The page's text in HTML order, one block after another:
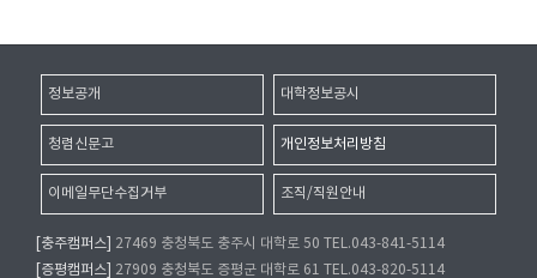
정보공개 대학정보공시
청렴신문고 개인정보처리방침
이메일무단수집거부 조직/직원안내
[충주캠퍼스]
27469 충청북도 충주시 대학로 50 TEL.043-841-5114
[증평캠퍼스]
27909 충청북도 증평군 대학로 61 TEL.043-820-5114